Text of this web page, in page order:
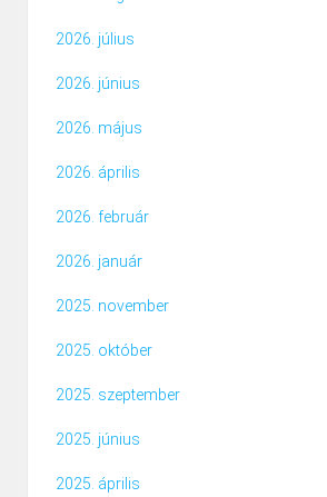
2026. július
2026. június
2026. május
2026. április
2026. február
2026. január
2025. november
2025. október
2025. szeptember
2025. június
2025. április